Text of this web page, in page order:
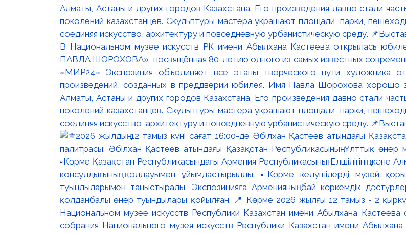
В Национальном музее искусств РК имени Абылхана Кастеева открылась
ПАВЛА ШОРОХОВА», посвящённая 80-летию одного из самых известных
«МИР24» Экспозиция объединяет все этапы творческого пути художника
произведений, созданных в преддверии юбилея. Имя Павла Шорохова хорошо
Алматы, Астаны и других городов Казахстана. Его произведения давно стали
поколений казахстанцев. Скульптуры мастера украшают площади, парки,
соединяя искусство, архитектуру и повседневную урбанистическую среду.